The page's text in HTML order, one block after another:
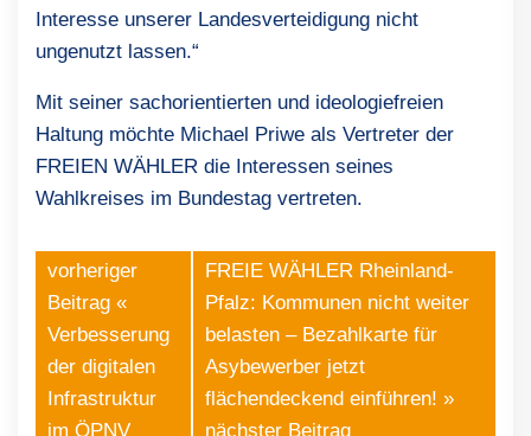
Interesse unserer Landesverteidigung nicht
ungenutzt lassen.“
Mit seiner sachorientierten und ideologiefreien
Haltung möchte Michael Priwe als Vertreter der
FREIEN WÄHLER die Interessen seines
Wahlkreises im Bundestag vertreten.
vorheriger
Beitrag «
Verbesserung
der digitalen
Infrastruktur
im ÖPNV
FREIE WÄHLER Rheinland-
Pfalz: Kommunen nicht weiter
belasten – Bezahlkarte für
Asybewerber jetzt
flächendeckend einführen! »
nächster Beitrag